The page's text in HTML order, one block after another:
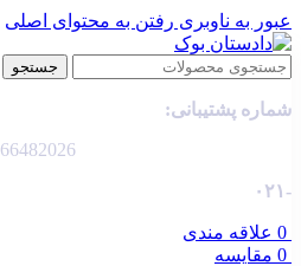
عبور به ناوبری رفتن به محتوای اصلی
جستجو
شماره پشتیبانی:
66482026
-۰۲۱
0 علاقه مندی
0 مقایسه